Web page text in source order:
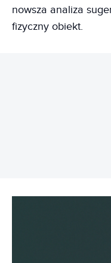
nowsza analiza
fizyczny obiekt.